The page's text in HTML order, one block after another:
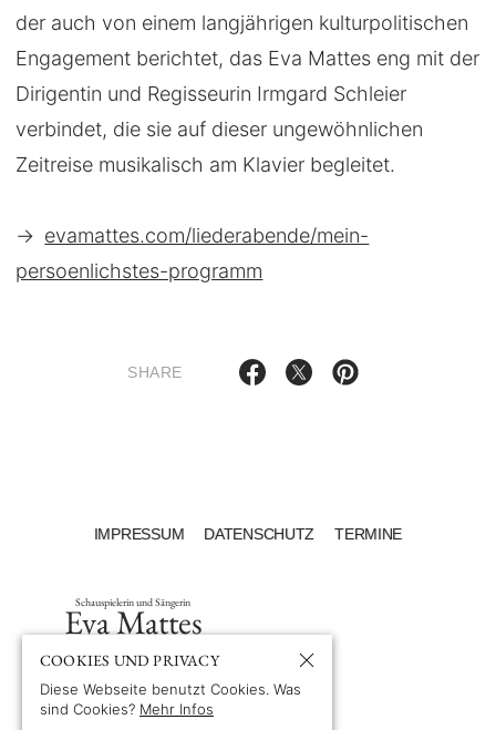
der auch von einem langjährigen kulturpolitischen
Engagement berichtet, das Eva Mattes eng mit der
Dirigentin und Regisseurin Irmgard Schleier
verbindet, die sie auf dieser ungewöhnlichen
Zeitreise musikalisch am Klavier begleitet.
→ evamattes.com/liederabende/mein-
persoenlichstes-programm
SHARE
IMPRESSUM DATENSCHUTZ TERMINE
Schauspielerin und Sängerin
Eva Mattes
COOKIES UND PRIVACY
Diese Webseite benutzt Cookies. Was
sind Cookies? Mehr Infos